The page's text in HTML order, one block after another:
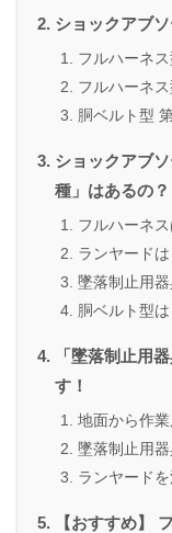
ショックアブ
フルハーネ
フルハーネ
胴ベルト型
ショックアブ
種」はあるの？
フルハーネス
ランヤードは
墜落制止用器
胴ベルト型は
「墜落制止用
す！
地面から作業
墜落制止用器
ランヤードを
【おすすめ】